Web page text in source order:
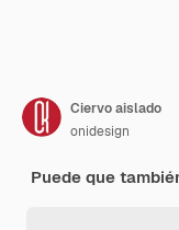
Ciervo aislado
onidesign
Puede que